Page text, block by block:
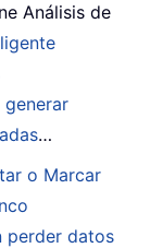
Análisis de
…
o Marcar
perder datos